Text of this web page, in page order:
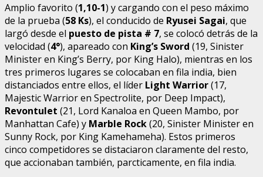
Amplio favorito (1,10-1) y cargando con el peso máximo
de la prueba (58 Ks), el conducido de Ryusei Sagai, que
largó desde el puesto de pista # 7, se colocó detrás de la
velocidad (4°), apareado con King’s Sword (19, Sinister
Minister en King’s Berry, por King Halo), mientras en los
tres primeros lugares se colocaban en fila india, bien
distanciados entre ellos, el líder Light Warrior(17,
Majestic Warrior en Spectrolite, por Deep Impact),
Revontulet (21, Lord Kanaloa en Queen Mambo, por
Manhattan Cafe) y Marble Rock(20, Sinister Minister en
Sunny Rock, por King Kamehameha). Estos primeros
cinco competidores se distaciaron claramente del resto,
que accionaban también, parcticamente, en fila india.